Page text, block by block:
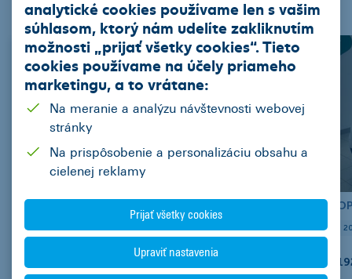
Nákladné vozidla Stroje
OPEL Vivaro Van dodávka (C) Diesel
311,98 EUR/mes.
analytické cookies používame len s vašim
súhlasom, ktorý nám udelíte zakliknutím
možnosti „prijať všetky cookies“. Tieto
cookies používame na účely priameho
marketingu, a to vrátane:
Na meranie a analýzu návštevnosti webovej
stránky
Na prispôsobenie a personalizáciu obsahu a
cielenej reklamy
Prijať všetky cookies
Upraviť nastavenia